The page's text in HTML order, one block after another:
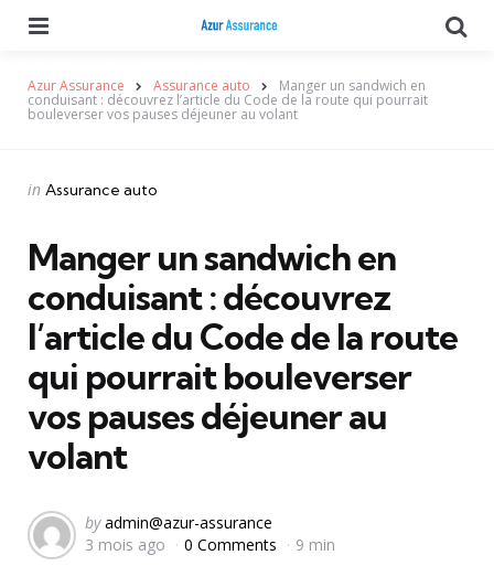
Azur Assurance Assurance auto Manger un sandwich en
conduisant : découvrez l’article du Code de la route qui pourrait
bouleverser vos pauses déjeuner au volant
Categories
Posted
in Assurance auto
Manger un sandwich en
conduisant : découvrez
l’article du Code de la route
qui pourrait bouleverser
vos pauses déjeuner au
volant
Posted
by
by admin@azur-assurance
3 mois ago
0 Comments 9 min